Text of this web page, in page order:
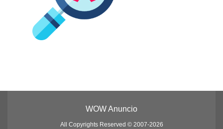
WOW Anuncio
All Copyrights Reserved © 2007-2026